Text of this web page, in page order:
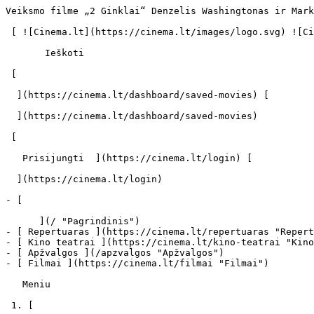
Veiksmo filme „2 Ginklai“ Denzelis Washingtonas ir Markas Wahlbergas spruks ir nuo mafijos, ir nuo teisėsaugos - cinema.lt                            Ieškoti     

 [ ![Cinema.lt](https://cinema.lt/images/logo.svg) ![Cinema.lt](https://cinema.lt/images/favicon.svg) ](https://cinema.lt "Cinema.lt")

       Ieškoti     

 [  

  ](https://cinema.lt/dashboard/saved-movies) [  

  ](https://cinema.lt/dashboard/saved-movies)

 [  

   Prisijungti  ](https://cinema.lt/login) [  

  ](https://cinema.lt/login) 

- [  

      ](/ "Pagrindinis")
- [ Repertuaras ](https://cinema.lt/repertuaras "Repertuaras")
- [ Kino teatrai ](https://cinema.lt/kino-teatrai "Kino teatrai")
- [ Apžvalgos ](/apzvalgos "Apžvalgos")
- [ Filmai ](https://cinema.lt/filmai "Filmai")

   Meniu   

 1. [ 

      cinema.lt  ](/)
2. [  Naujienos  ](https://cinema.lt/naujienos)
3. Veiksmo filme „2 Ginklai“ Denzelis Washingtonas ir Markas Wahlbergas spruks ir nuo mafijos, ir nuo teisėsaugos

Veiksmo filme „2 Ginklai“ Denzelis Washingtonas ir Markas Wahlbergas spruks ir nuo mafijos, ir nuo teisėsaugos
==============================================================================================================

Šią vasarą kino teatruose netrūksta veiksmo, tačiau humoru paskanintų šaudynių, nusikaltėlių gaudynių ir kontrabandininkų kovų tikrai negali būti per daug, ypač jei filme pasirodo tokie aktoriai kaip Denzelis Washingtonas ir Markas Wahlbergas. Jau rugpjūčio 30 dieną Lietuvos žiūrovai galės išvysti naujausią Islandijos kino kūrėjo Baltasaro Kormakuro darbą „2 Ginklai" (angl. „2 Guns").

Filme pasakojama apie nepavydėtiną situaciją, į kurią pakliūna Robertas Trenčas (akt. D.Washingtonas) ir Maiklas Stigmanas (akt. M.Wahlbergas). Pirmasis - po priedanga dirbantis specialusis Kovos su narkotikais skyriaus agentas, o antrasis - apie kolegos tikrąją tapatybė ničnieko nenumanantis buvęs jūrų pėstininkas ir tokią pat misiją gavęs operatyvininkas. Abiejų jų užduotis - infiltruotis į milžiniškus pinigus valdančio narkotikų kartelio veiklą. Tačiau vienos stambios operacijos metu aplinkybės Maiklui ir Robertui pakiša koja ir galiausiai paaiškėja, kad dabar juos vaikosi ne tik mafija, bet ir jų pačių kolegos, mat vadovybė išsigąsta nepalankios istorijos viešumo.

Netvirta vyrų sąjunga tampa vienintele galimybe jiems išsigelbėti, o pasitikėti Robertas ir Maiklas gali tik vienas kitu. Priešingu atveju jų laukia liūdnas likimas - arba dienos kalėjime, arba amžinas poilsis po žeme, kur juos svajoja pakišti blogiukai.

Charizmatiškas D.Washingtono ir M.Wahlbergo duetas ne tik puikiai tvarkosi su įspūdingomis kovos scenomis, bet ir prisotina filmą šmaikščių replikų. Milijonai dolerių, sprogstantys automobiliai ir pašėlusios gaudynės leis mėgautis veiksmo filmu nuo pirmųjų akimirkų iki pat jo pabaigos.

Filmo „2 Ginklai" režisierius B.Kormakuras anksčiau jau yra darbavęsis su M.Wahlbergu - aktorius filmavosi jo filme „Kontrabanda" 2012-aisiais. Taip pat kino kūrėjas yra nufilmavęs tokias juostas kaip „Įkvėpimas" (angl. „Inhale"), „Trumpa kelionė į dangų" (angl. „A Little Trip to Heaven") ir „101 Reikjavikas" (angl. „101 Reykjavik"). Filmas „2 Ginklai" buvo kuriamas pagal populiarią to paties pavadinimo komiksų seriją.

Veiksmo ir šmaikščių juokų kupino kriminalinio trilerio „2 Ginklai" premjera Lietuvoje - jau rugpjūčio 30 dieną.

 Dalintis

 [